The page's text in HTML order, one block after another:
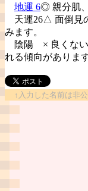
地運 6◎ 親分肌
天運26△ 面倒見
みます。
陰陽 × 良くな
れる傾向があります
↑入力した名前は非